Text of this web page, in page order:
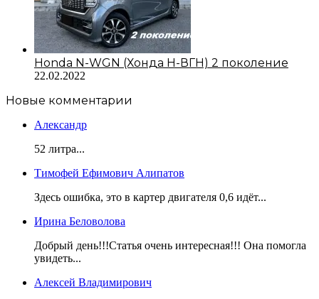
Honda N-WGN (Хонда Н-ВГН) 2 поколение
22.02.2022
Новые комментарии
Александр
52 литра...
Тимофей Ефимович Алипатов
Здесь ошибка, это в картер двигателя 0,6 идёт...
Ирина Беловолова
Добрый день!!!Статья очень интересная!!! Она помогла
увидеть...
Алексей Владимирович